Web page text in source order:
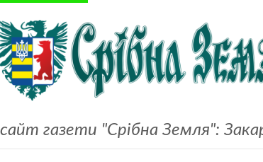
газети "Срібна Земля":